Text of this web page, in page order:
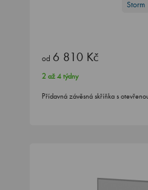
Storm
od 6 810 Kč
2 až 4 týdny
Přídavná závěsná skříňka s